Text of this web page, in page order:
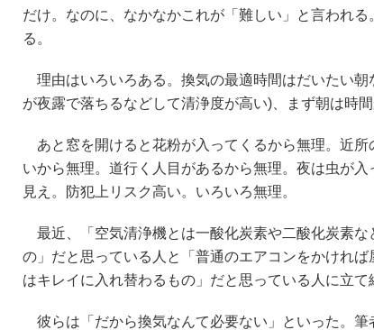
だけ。なのに、なかなかこれが「難しい」と言われ
る。
理由はいろいろある。換気の最適時間はだいたい朝
が夜露で落ちるなどして清浄度が高い)、まず朝は時間
あと窓を開けると花粉が入ってくるから無理。近所
いから無理。道行く人目があるから無理。夜は虫が
見え。防犯上リスク高い。いろいろ無理。
最近、「空気清浄機とは一酸化炭素や二酸化炭素な
の」だと思っている人と「普通のエアコンをかけれ
はキレイに入れ替わるもの」だと思っている人に立て
彼らは「だから換気なんて必要ない」といった。筆